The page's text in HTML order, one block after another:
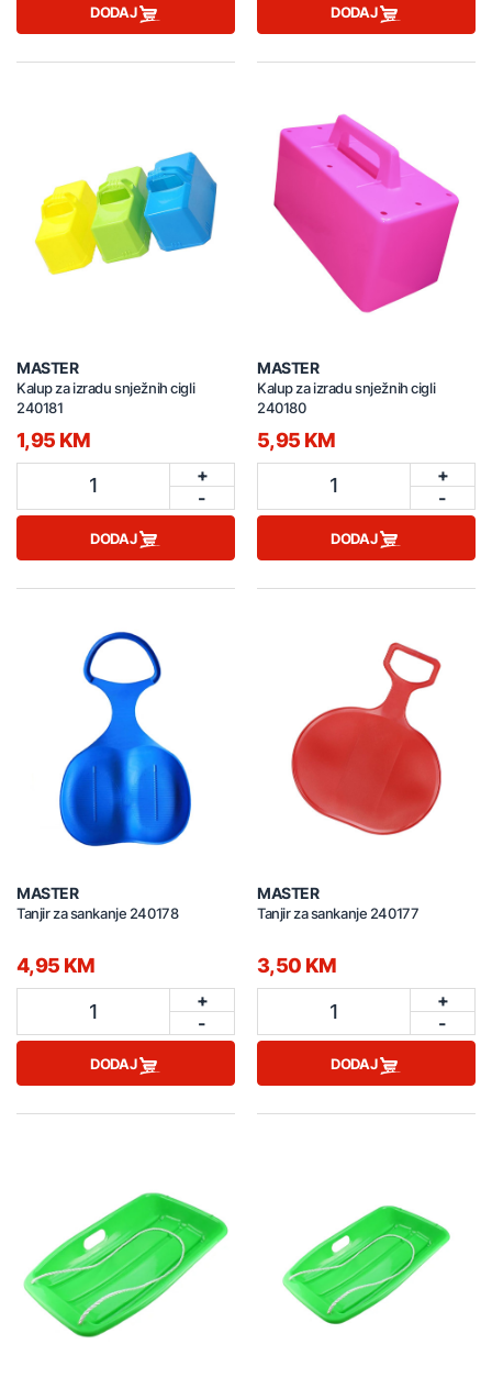
DODAJ DODAJ
MASTER
Kalup za izradu snježnih cigli
240181
1,95 KM
1
+
-
DODAJ
MASTER
Kalup za izradu snježnih cigli
240180
5,95 KM
1
+
-
DODAJ
MASTER
Tanjir za sankanje 240178
4,95 KM
1
+
-
DODAJ
MASTER
Tanjir za sankanje 240177
3,50 KM
1
+
-
DODAJ